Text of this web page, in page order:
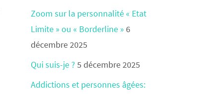
Zoom sur la personnalité « Etat
Limite » ou « Borderline » 6
décembre 2025
Qui suis-je ? 5 décembre 2025
Addictions et personnes âgées: